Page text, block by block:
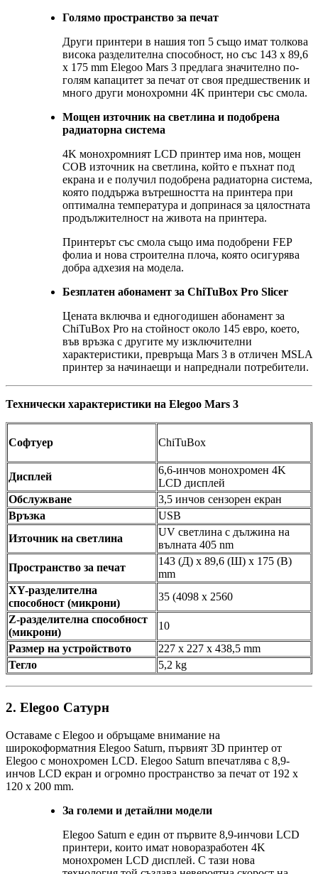
Голямо пространство за печат
Други принтери в нашия топ 5 също имат толкова
висока разделителна способност, но със 143 x 89,6
x 175 mm Elegoo Mars 3 предлага значително по-
голям капацитет за печат от своя предшественик и
много други монохромни 4K принтери със смола.
Мощен източник на светлина и подобрена
радиаторна система
4K монохромният LCD принтер има нов, мощен
COB източник на светлина, който е пъхнат под
екрана и е получил подобрена радиаторна система,
която поддържа вътрешността на принтера при
оптимална температура и допринася за цялостната
продължителност на живота на принтера.
Принтерът със смола също има подобрени FEP
фолиа и нова строителна плоча, която осигурява
добра адхезия на модела.
Безплатен абонамент за ChiTuBox Pro Slicer
Цената включва и едногодишен абонамент за
ChiTuBox Pro на стойност около 145 евро, което,
във връзка с другите му изключителни
характеристики, превръща Mars 3 в отличен MSLA
принтер за начинаещи и напреднали потребители.
Технически характеристики на Elegoo Mars 3
Софтуер ChiTuBox
Дисплей
6,6-инчов монохромен 4K
LCD дисплей
Обслужване
3,5 инчов сензорен екран
Връзка
USB
Източник на светлина
UV светлина с дължина на
вълната 405 nm
Пространство за печат
143 (Д) x 89,6 (Ш) x 175 (В)
mm
XY-разделителна
способност (микрони)
35 (4098 x 2560
Z-разделителна способност
(микрони)
10
Размер на устройството
227 x 227 x 438,5 mm
Тегло
5,2 kg
2. Elegoo Сатурн
Оставаме с Elegoo и обръщаме внимание на
широкоформатния Elegoo Saturn, първият 3D принтер от
Elegoo с монохромен LCD. Elegoo Saturn впечатлява с 8,9-
инчов LCD екран и огромно пространство за печат от 192 x
120 x 200 mm.
За големи и детайлни модели
Elegoo Saturn е един от първите 8,9-инчови LCD
принтери, които имат новоразработен 4K
монохромен LCD дисплей. С тази нова